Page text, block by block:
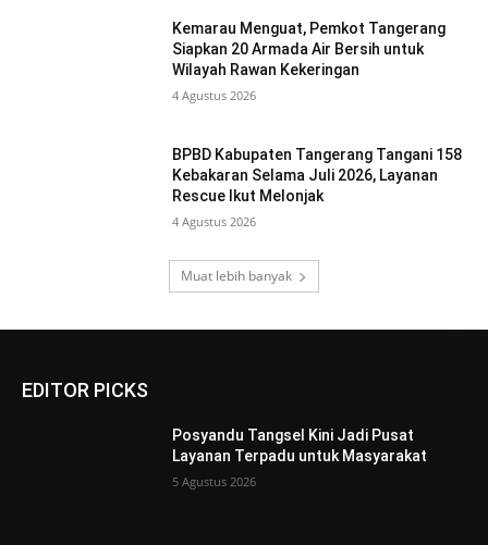
Kemarau Menguat, Pemkot Tangerang
Siapkan 20 Armada Air Bersih untuk
Wilayah Rawan Kekeringan
4 Agustus 2026
BPBD Kabupaten Tangerang Tangani 158
Kebakaran Selama Juli 2026, Layanan
Rescue Ikut Melonjak
4 Agustus 2026
Muat lebih banyak
EDITOR PICKS
Posyandu Tangsel Kini Jadi Pusat
Layanan Terpadu untuk Masyarakat
5 Agustus 2026